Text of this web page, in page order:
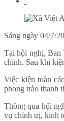
Sáng ngày 04/7/
Tại hội nghị, Ban
chính. Sau khi
Việc kiện toàn
phong trào thanh
Thông qua hội
vụ chính trị, kinh